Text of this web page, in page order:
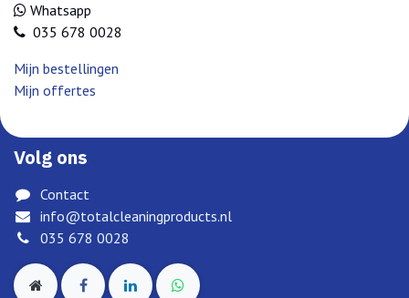
Whatsapp
035 678 0028
Mijn bestellingen
Mijn offertes
Volg ons
Contact
info@totalcleaningproducts.nl
035 678 0028